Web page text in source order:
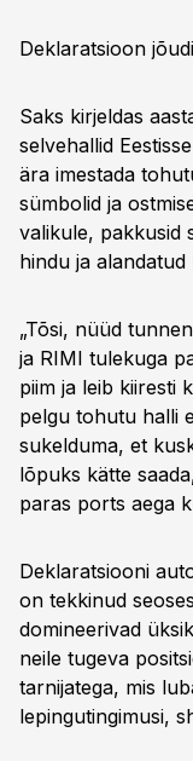
Deklaratsioon
Saks kirjeldas
selvehallid
ära imestada
sümbolid ja
valikule, pakkusid
hindu ja alandatud
„Tõsi, nüüd
ja RIMI tulekuga
piim ja leib kiiresti
pelgu tohutu halli
sukelduma, et
lõpuks kätte
paras ports aega
Deklaratsiooni
on tekkinud
domineerivad
neile tugeva
tarnijatega, mis
lepingutingimusi,